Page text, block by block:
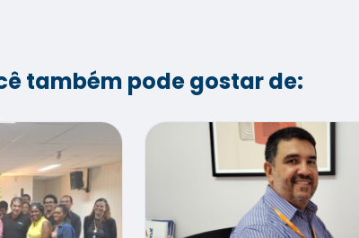
também pode gostar de: